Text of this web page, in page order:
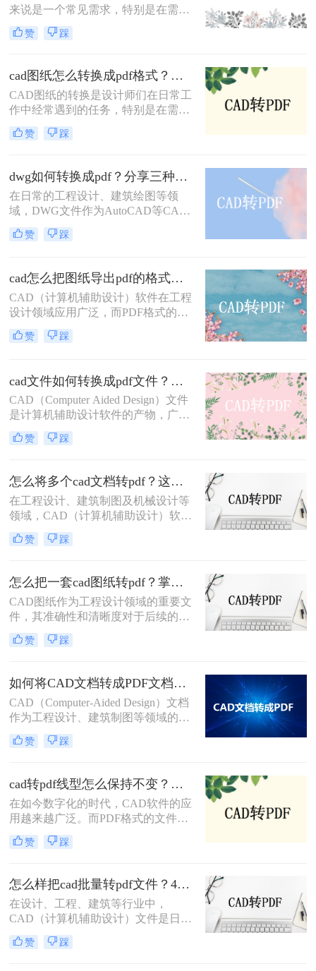
助用户根据自己的需求选择最适合的
转换方式。
来说是一个常见需求，特别是在需要
将图纸分享给不同平台或设备上的团
队成员时。PDF格式因其兼容性和稳
择。那么怎么把cad图纸转换成pdf
呢？本文将介绍四种将CAD图纸转换
为PDF的方法。
赞 踩
cad图纸怎么转换成pdf格式？教你三招解决！
CAD图纸的转换是设计师们在日常工
作中经常遇到的任务，特别是在需要
将设计成果分享给客户或团队成员
时，PDF格式因其广泛的兼容性和出
么转换成pdf格式呢？本文将介绍三种
将CAD图纸转换成PDF格式的方法。
赞 踩
dwg如何转换成pdf？分享三种常用的转换方法！
在日常的工程设计、建筑绘图等领
域，DWG文件作为AutoCAD等CAD
软件的标准文件格式，广泛应用于图
纸的创建和编辑。然而，为了更方便
DWG文件转换成PDF格式。那么
DWG如何转换成PDF呢？本文将介绍
三种将DWG转换成PDF的方法。
赞 踩
cad怎么把图纸导出pdf的格式？教你四个方法！
CAD（计算机辅助设计）软件在工程
设计领域应用广泛，而PDF格式的文
件因其跨平台、易阅读的特性，常被
用于文件分享和存档。因此，将CAD
多。那么CAD怎么把图纸导出PDF的
格式呢？本文将介绍四种常用的方
法，帮助您轻松实现CAD图纸到PDF
的转换。
赞 踩
cad文件如何转换成pdf文件？三种快速实用的方法！
CAD（Computer Aided Design）文件
是计算机辅助设计软件的产物，广泛
应用于工程设计、机械制图、建筑设
计等领域。然而，由于CAD文件的特
面临兼容性问题。将CAD文件转换为
PDF格式是一种有效的解决方案，因
为PDF文件具有广泛的兼容性和良好
的排版保持性。那么cad文件如何转换
成pdf文件呢？以下是将CAD文件转
换为PDF文件的几种方法。
赞 踩
怎么将多个cad文档转pdf？这三种方法最好用！
在工程设计、建筑制图及机械设计等
领域，CAD（计算机辅助设计）软件
是不可或缺的工具。然而，在需要将
多个CAD文档分享给非CAD软件用户
PDF格式成为了一个常见的需求。
PDF格式以其良好的兼容性和稳定
性，确保了文档在不同设备和软件中
的一致呈现。那么怎么将多个cad文档
转pdf呢？以下是将多个CAD文档转
换为PDF格式的几种方法。
赞 踩
怎么把一套cad图纸转pdf？掌握这3招就够了！
CAD图纸作为工程设计领域的重要文
件，其准确性和清晰度对于后续的设
计、施工及交流至关重要。然而，在
实际应用中，我们常常需要将CAD图
或存档。那么怎么把一套cad图纸转
pdf呢？以下，将详细介绍几种将一套
CAD图纸转换为PDF格式的方法。
赞 踩
如何将CAD文档转成PDF文档？这三种转换方法快来了解下！
CAD（Computer-Aided Design）文档
作为工程设计、建筑制图等领域的重
要工具，其转换为PDF（Portable
Document Format）文档的需求日益增
性和内容稳定性，成为了文档共享、
归档和展示的首选。那么如何将CAD
文档转成PDF文档呢？以下将详细介
绍几种将CAD文档转换成PDF文档的
方法。
赞 踩
cad转pdf线型怎么保持不变？试试这3个方法！
在如今数字化的时代，CAD软件的应
用越来越广泛。而PDF格式的文件则
成为了在不同平台之间共享CAD设计
的常用方式。然而，在将CAD文件转
个普遍的问题，那就是线型的变化。
那么cad转pdf线型怎么保持不变呢？
本文将介绍三种方法，帮助您实现
CAD转PDF的过程中线型的完美保
留。
赞 踩
怎么样把cad批量转pdf文件？4种解决方法快来试试吧！
在设计、工程、建筑等行业中，
CAD（计算机辅助设计）文件是日常
工作中不可或缺的一部分。然而，为
了便于分享、打印或存档，经常需要
赞 踩